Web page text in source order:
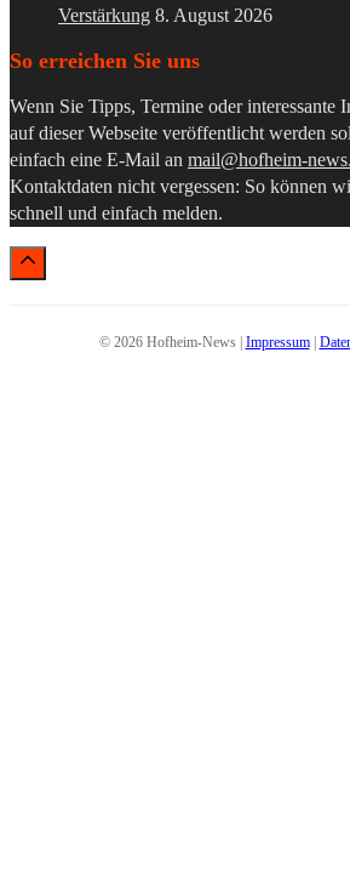
Verstärkung 8. August 2026
So erreichen Sie uns
Wenn Sie Tipps, Termine oder interessante
auf dieser Webseite veröffentlicht werden
einfach eine E-Mail an mail@hofheim-
Kontaktdaten nicht vergessen: So können
schnell und einfach melden.
© 2026 Hofheim-News | Impressum|